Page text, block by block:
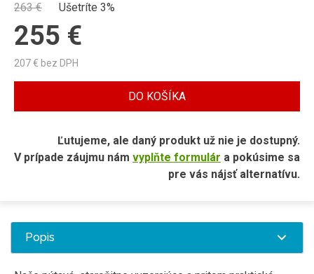
263€ Ušetríte 3%
255 €
207€ bez DPH
DO KOŠÍKA
Ľutujeme, ale daný produkt už nie je dostupný.
V prípade záujmu nám vyplňte formulár a pokúsime sa
pre vás nájsť alternatívu.
Popis